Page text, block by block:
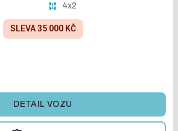
4x2
SLEVA 35 000 KČ
DETAIL VOZU